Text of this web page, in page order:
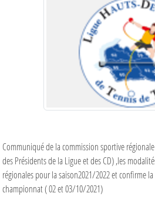
Communiqué de la commission sportive
des Présidents de la Ligue et des CD) ,les
régionales pour la saison2021/2022 et confirme
championnat ( 02 et 03/10/2021)